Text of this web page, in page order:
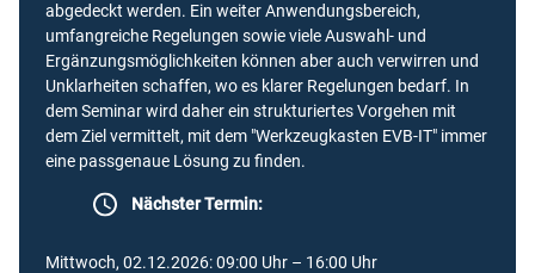
abgedeckt werden. Ein weiter Anwendungsbereich,
umfangreiche Regelungen sowie viele Auswahl- und
Ergänzungsmöglichkeiten können aber auch verwirren und
Unklarheiten schaffen, wo es klarer Regelungen bedarf. In
dem Seminar wird daher ein strukturiertes Vorgehen mit
dem Ziel vermittelt, mit dem "Werkzeugkasten EVB-IT" immer
eine passgenaue Lösung zu finden.
Nächster Termin:
Mittwoch, 02.12.2026: 09:00 Uhr – 16:00 Uhr